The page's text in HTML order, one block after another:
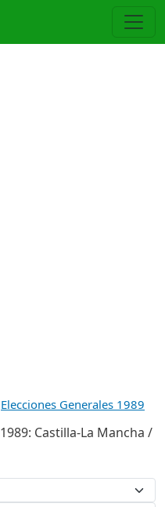
Elecciones Generales 1989
Castilla-La Mancha /